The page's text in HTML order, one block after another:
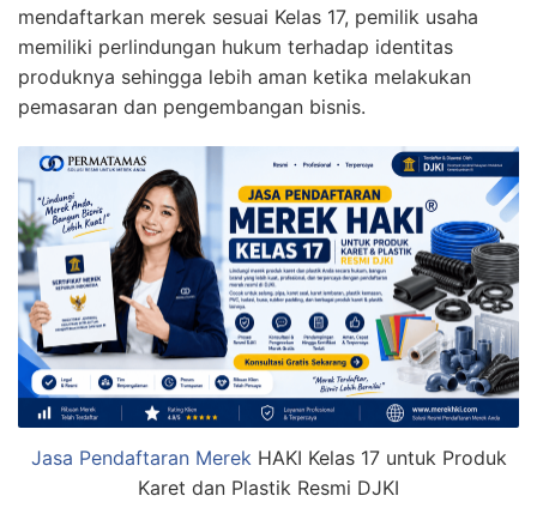
mendaftarkan merek sesuai Kelas 17, pemilik usaha
memiliki perlindungan hukum terhadap identitas
produknya sehingga lebih aman ketika melakukan
pemasaran dan pengembangan bisnis.
Jasa Pendaftaran Merek HAKI Kelas 17 untuk Produk
Karet dan Plastik Resmi DJKI